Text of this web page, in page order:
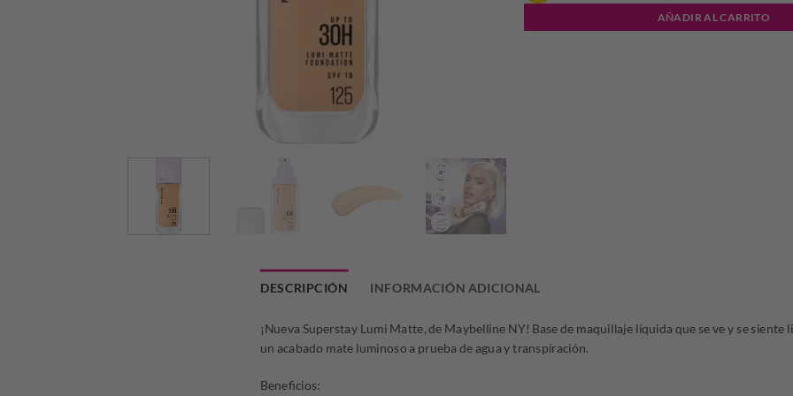
era:
es:
AÑADIR AL CARRITO
DESCRIPCIÓN INFORMACIÓN ADICIONAL
¡Nueva Superstay Lumi Matte, de Maybelline NY! Base de maquillaje líquida que se ve y se siente
un acabado mate luminoso a prueba de agua y transpiración.
Beneficios: